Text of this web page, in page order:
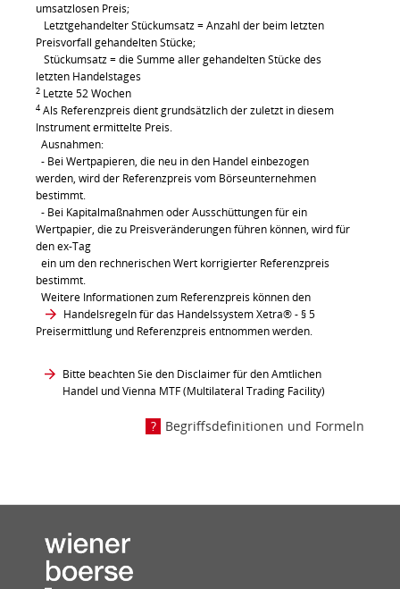
umsatzlosen Preis;
Letztgehandelter Stückumsatz = Anzahl der beim letzten
Preisvorfall gehandelten Stücke;
Stückumsatz = die Summe aller gehandelten Stücke des
letzten Handelstages
2 Letzte 52 Wochen
4 Als Referenzpreis dient grundsätzlich der zuletzt in diesem
Instrument ermittelte Preis.
Ausnahmen:
- Bei Wertpapieren, die neu in den Handel einbezogen
werden, wird der Referenzpreis vom Börseunternehmen
bestimmt.
- Bei Kapitalmaßnahmen oder Ausschüttungen für ein
Wertpapier, die zu Preisveränderungen führen können, wird für
den ex-Tag
ein um den rechnerischen Wert korrigierter Referenzpreis
bestimmt.
Weitere Informationen zum Referenzpreis können den
Handelsregeln für das Handelssystem Xetra®- § 5
Preisermittlung und Referenzpreis entnommen werden.
Bitte beachten Sie den Disclaimer für den Amtlichen
Handel und Vienna MTF (Multilateral Trading Facility)
Begriffsdefinitionen und Formeln